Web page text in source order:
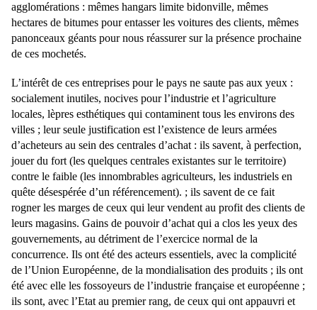
agglomérations : mêmes hangars limite bidonville, mêmes
hectares de bitumes pour entasser les voitures des clients, mêmes
panonceaux géants pour nous réassurer sur la présence prochaine
de ces mochetés.
L’intérêt de ces entreprises pour le pays ne saute pas aux yeux :
socialement inutiles, nocives pour l’industrie et l’agriculture
locales, lèpres esthétiques qui contaminent tous les environs des
villes ; leur seule justification est l’existence de leurs armées
d’acheteurs au sein des centrales d’achat : ils savent, à perfection,
jouer du fort (les quelques centrales existantes sur le territoire)
contre le faible (les innombrables agriculteurs, les industriels en
quête désespérée d’un référencement). ; ils savent de ce fait
rogner les marges de ceux qui leur vendent au profit des clients de
leurs magasins. Gains de pouvoir d’achat qui a clos les yeux des
gouvernements, au détriment de l’exercice normal de la
concurrence. Ils ont été des acteurs essentiels, avec la complicité
de l’Union Européenne, de la mondialisation des produits ; ils ont
été avec elle les fossoyeurs de l’industrie française et européenne ;
ils sont, avec l’Etat au premier rang, de ceux qui ont appauvri et